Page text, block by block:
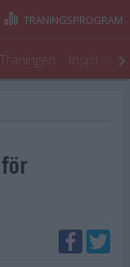
Träningen
TRÄNINGSPROGRAM